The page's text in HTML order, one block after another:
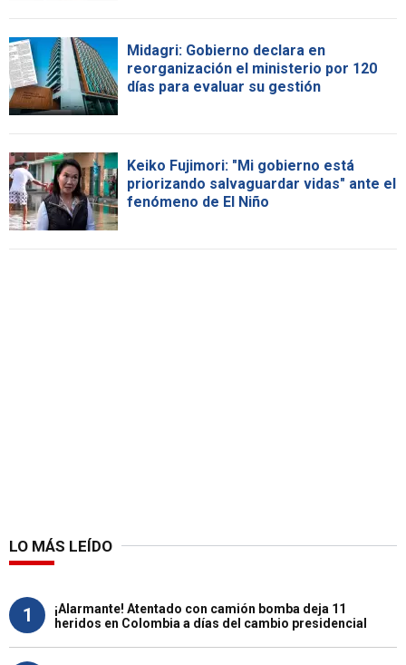
Midagri: Gobierno declara en
reorganización el ministerio por 120
días para evaluar su gestión
Keiko Fujimori: "Mi gobierno está
priorizando salvaguardar vidas" ante el
fenómeno de El Niño
LO MÁS LEÍDO
1
¡Alarmante! Atentado con camión bomba deja 11
heridos en Colombia a días del cambio presidencial